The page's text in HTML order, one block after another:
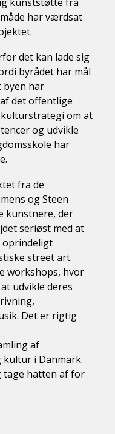
har værdsat
det kan lade sig
byrådet har mål
byen har
det offentlige
om at
og udvikle
har
fra de
og Steen
kunstnere, der
seriøst med at
oprindeligt
street art.
workshops, hvor
udvikle deres
Det er rigtig
af
i Danmark.
tage hatten af for